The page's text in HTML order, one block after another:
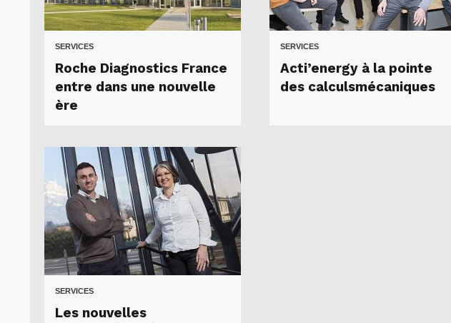
SERVICES
Roche Diagnostics France
entre dans une nouvelle
ère
SERVICES
Acti’energy à la pointe
des calculsmécaniques
SERVICES
Les nouvelles